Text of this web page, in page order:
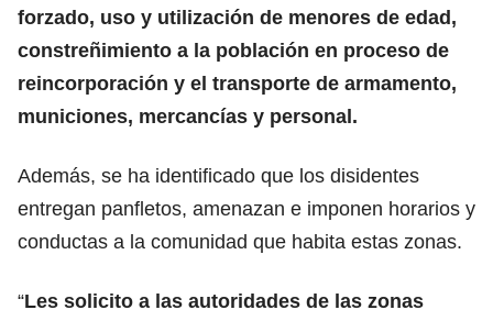
forzado, uso y utilización de menores de edad,
constreñimiento a la población en proceso de
reincorporación y el transporte de armamento,
municiones, mercancías y personal.
Además, se ha identificado que los disidentes
entregan panfletos, amenazan e imponen horarios y
conductas a la comunidad que habita estas zonas.
“Les solicito a las autoridades de las zonas